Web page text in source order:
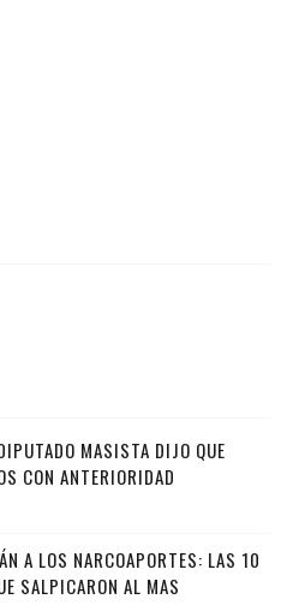
MASISTA DIJO QUE
CON ANTERIORIDAD
A LOS NARCOAPORTES: LAS 10
SALPICARON AL MAS